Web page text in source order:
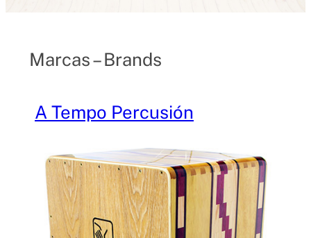
Marcas – Brands
A Tempo Percusión